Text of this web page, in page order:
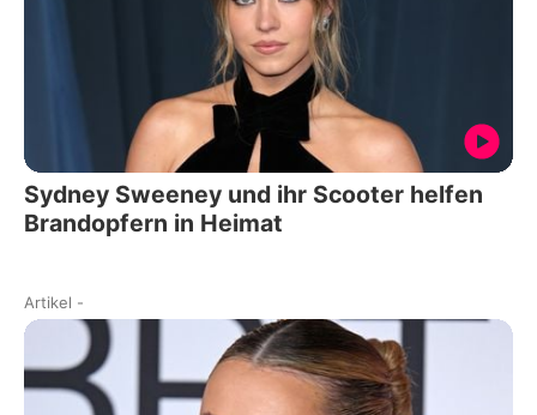
Sydney Sweeney und ihr Scooter helfen
Brandopfern in Heimat
Artikel -